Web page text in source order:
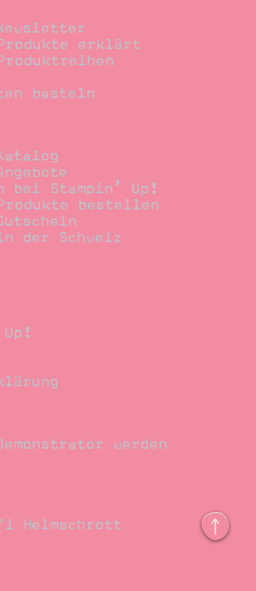
erklärt
basteln
bei Stampin’ Up!
bestellen
der Schweiz
werden
Helmschrott